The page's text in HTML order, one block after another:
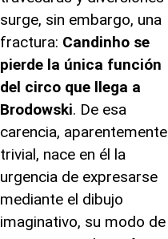
surge, sin embargo, una
fractura: Candinho se
pierde la única función
del circo que llega a
Brodowski. De esa
carencia, aparentemente
trivial, nace en él la
urgencia de expresarse
mediante el dibujo
imaginativo, su modo de